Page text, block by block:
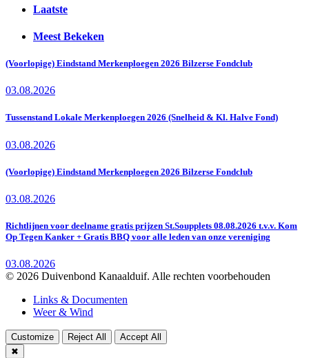
Laatste
Meest Bekeken
(Voorlopige) Eindstand Merkenploegen 2026 Bilzerse Fondclub
03.08.2026
Tussenstand Lokale Merkenploegen 2026 (Snelheid & Kl. Halve Fond)
03.08.2026
(Voorlopige) Eindstand Merkenploegen 2026 Bilzerse Fondclub
03.08.2026
Richtlijnen voor deelname gratis prijzen St.Soupplets 08.08.2026 t.v.v. Kom
Op Tegen Kanker + Gratis BBQ voor alle leden van onze vereniging
03.08.2026
© 2026 Duivenbond Kanaalduif. Alle rechten voorbehouden
Links & Documenten
Weer & Wind
Customize Reject All
Accept All
✖